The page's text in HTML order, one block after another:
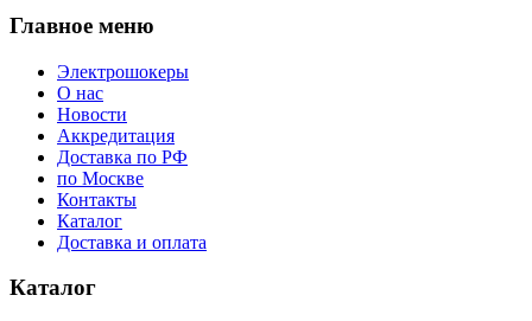
Главное меню
Электрошокеры
О нас
Новости
Аккредитация
Доставка по РФ
по Москве
Контакты
Каталог
Доставка и оплата
Каталог